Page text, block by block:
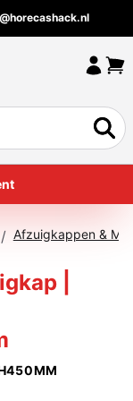
/ Afzuigkappen &
|